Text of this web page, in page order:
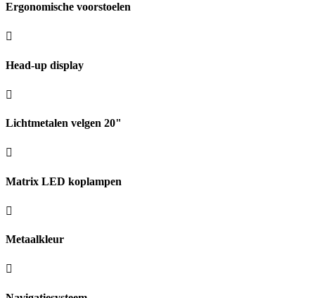
Ergonomische voorstoelen
Head-up display
Lichtmetalen velgen 20"
Matrix LED koplampen
Metaalkleur